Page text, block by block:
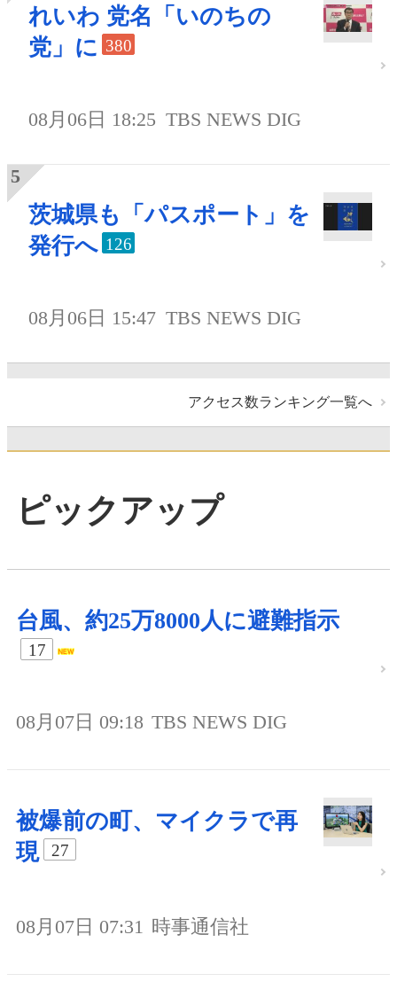
れいわ 党名「いのちの
党」に 380
08月06日 18:25 TBS NEWS DIG
茨城県も「パスポート」を
発行へ 126
08月06日 15:47 TBS NEWS DIG
アクセス数ランキング一覧へ
ピックアップ
台風、約25万8000人に避難指示
17
08月07日 09:18 TBS NEWS DIG
被爆前の町、マイクラで再
現
27
08月07日 07:31 時事通信社